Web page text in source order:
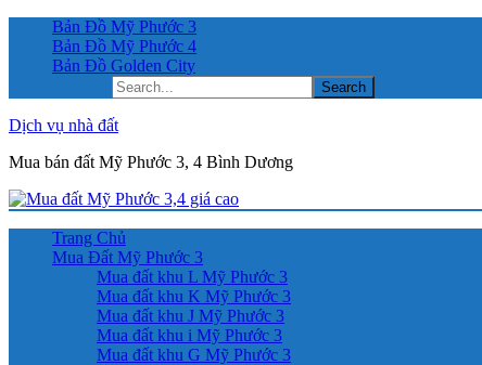
Bản Đồ Mỹ Phước 3
Bản Đồ Mỹ Phước 4
Bản Đồ Golden City
Dịch vụ nhà đất
Mua bán đất Mỹ Phước 3, 4 Bình Dương
Trang Chủ
Mua Đất Mỹ Phước 3
Mua đất khu L Mỹ Phước 3
Mua đất khu K Mỹ Phước 3
Mua đất khu J Mỹ Phước 3
Mua đất khu i Mỹ Phước 3
Mua đất khu G Mỹ Phước 3